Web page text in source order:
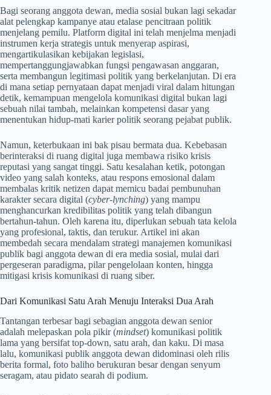
Bagi seorang anggota dewan, media sosial bukan lagi sekadar
alat pelengkap kampanye atau etalase pencitraan politik
menjelang pemilu. Platform digital ini telah menjelma menjadi
instrumen kerja strategis untuk menyerap aspirasi,
mengartikulasikan kebijakan legislasi,
mempertanggungjawabkan fungsi pengawasan anggaran,
serta membangun legitimasi politik yang berkelanjutan. Di era
di mana setiap pernyataan dapat menjadi viral dalam hitungan
detik, kemampuan mengelola komunikasi digital bukan lagi
sebuah nilai tambah, melainkan kompetensi dasar yang
menentukan hidup-mati karier politik seorang pejabat publik.
Namun, keterbukaan ini bak pisau bermata dua. Kebebasan
berinteraksi di ruang digital juga membawa risiko krisis
reputasi yang sangat tinggi. Satu kesalahan ketik, potongan
video yang salah konteks, atau respons emosional dalam
membalas kritik netizen dapat memicu badai pembunuhan
karakter secara digital (cyber-lynching) yang mampu
menghancurkan kredibilitas politik yang telah dibangun
bertahun-tahun. Oleh karena itu, diperlukan sebuah tata kelola
yang profesional, taktis, dan terukur. Artikel ini akan
membedah secara mendalam strategi manajemen komunikasi
publik bagi anggota dewan di era media sosial, mulai dari
pergeseran paradigma, pilar pengelolaan konten, hingga
mitigasi krisis komunikasi di ruang siber.
Dari Komunikasi Satu Arah Menuju Interaksi Dua Arah
Tantangan terbesar bagi sebagian anggota dewan senior
adalah melepaskan pola pikir (mindset) komunikasi politik
lama yang bersifat top-down, satu arah, dan kaku. Di masa
lalu, komunikasi publik anggota dewan didominasi oleh rilis
berita formal, foto baliho berukuran besar dengan senyum
seragam, atau pidato searah di podium.